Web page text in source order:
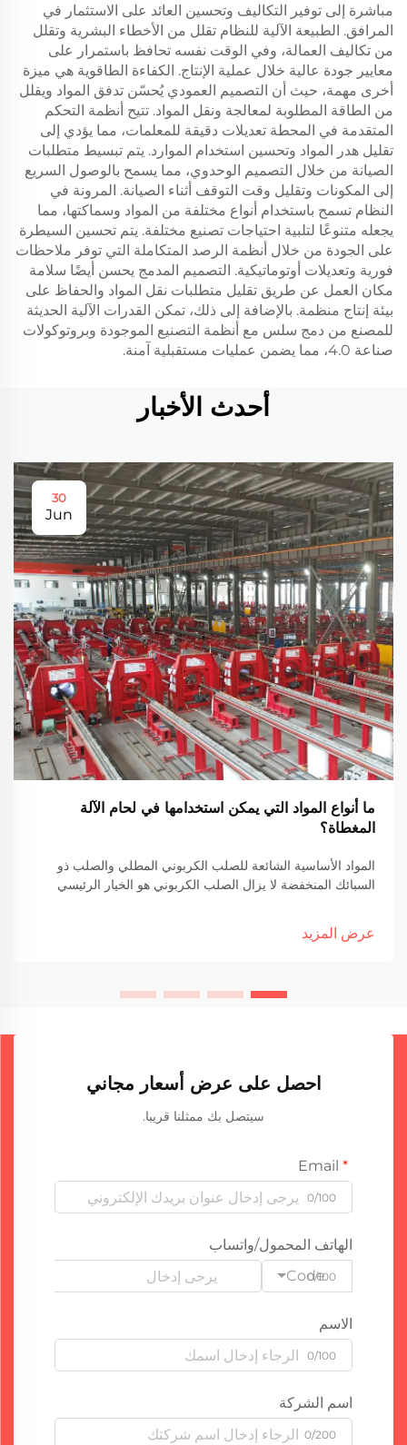
مباشرة إلى توفير التكاليف وتحسين العائد على الاستثمار في
المرافق. الطبيعة الآلية للنظام تقلل من الأخطاء البشرية وتقلل
من تكاليف العمالة، وفي الوقت نفسه تحافظ باستمرار على
معايير جودة عالية خلال عملية الإنتاج. الكفاءة الطاقوية هي ميزة
أخرى مهمة، حيث أن التصميم العمودي يُحسّن تدفق المواد ويقلل
من الطاقة المطلوبة لمعالجة ونقل المواد. تتيح أنظمة التحكم
المتقدمة في المحطة تعديلات دقيقة للمعلمات، مما يؤدي إلى
تقليل هدر المواد وتحسين استخدام الموارد. يتم تبسيط متطلبات
الصيانة من خلال التصميم الوحدوي، مما يسمح بالوصول السريع
إلى المكونات وتقليل وقت التوقف أثناء الصيانة. المرونة في
النظام تسمح باستخدام أنواع مختلفة من المواد وسماكتها، مما
يجعله متنوعًا لتلبية احتياجات تصنيع مختلفة. يتم تحسين السيطرة
على الجودة من خلال أنظمة الرصد المتكاملة التي توفر ملاحظات
فورية وتعديلات أوتوماتيكية. التصميم المدمج يحسن أيضًا سلامة
مكان العمل عن طريق تقليل متطلبات نقل المواد والحفاظ على
بيئة إنتاج منظمة. بالإضافة إلى ذلك، تمكن القدرات الآلية الحديثة
للمصنع من دمج سلس مع أنظمة التصنيع الموجودة وبروتوكولات
صناعة 4.0، مما يضمن عمليات مستقبلية آمنة.
أحدث الأخبار
30
Jun
ما أنواع المواد التي يمكن استخدامها في لحام الآلة
المغطاة؟
المواد الأساسية الشائعة للصلب الكربوني المطلي والصلب ذو
السبائك المنخفضة لا يزال الصلب الكربوني هو الخيار الرئيسي
الأسباب الرئيسية؟ إنه أرخص من البدائل و يعمل بشكل جيد في...
عرض المزيد
احصل على عرض أسعار مجاني
سيتصل بك ممثلنا قريبا.
0/100
الهاتف المحمول/واتساب
Code
0/100
الاسم
0/100
اسم الشركة
0/200